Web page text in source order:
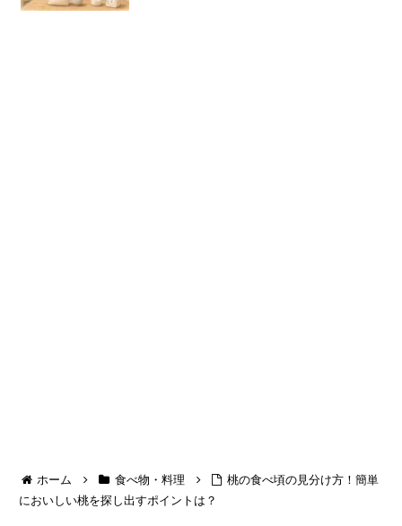
ホーム 食べ物・料理
桃の食べ頃の見分け方！簡単
においしい桃を探し出すポイントは？